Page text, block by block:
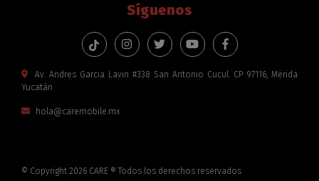
Síguenos
Av. Andres Garcia Lavin #338 San Antonio Cucul. CP 97116, Mérida
Yucatán
hola@caremobile.mx
© Copyright 2026 CARE ® Todos los derechos reservados